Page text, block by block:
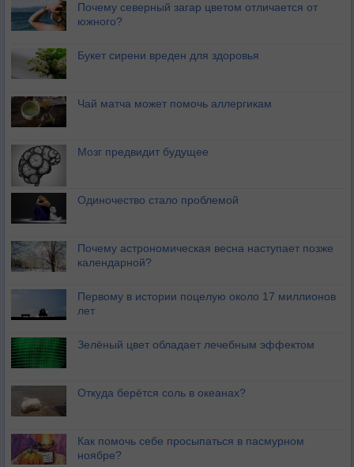
Почему северный загар цветом отличается от
южного?
Букет сирени вреден для здоровья
Чай матча может помочь аллергикам
Мозг предвидит будущее
Одиночество стало проблемой
Почему астрономическая весна наступает позже
календарной?
Первому в истории поцелую около 17 миллионов
лет
Зелёный цвет обладает лечебным эффектом
Откуда берётся соль в океанах?
Как помочь себе просыпаться в пасмурном
ноябре?